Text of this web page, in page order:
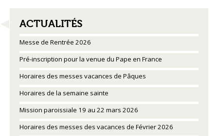
NAVIGATION
ACTUALITÉS
Messe de Rentrée 2026
Pré-inscription pour la venue du Pape en France
Horaires des messes vacances de Pâques
Horaires de la semaine sainte
Mission paroissiale 19 au 22 mars 2026
Horaires des messes des vacances de Février 2026